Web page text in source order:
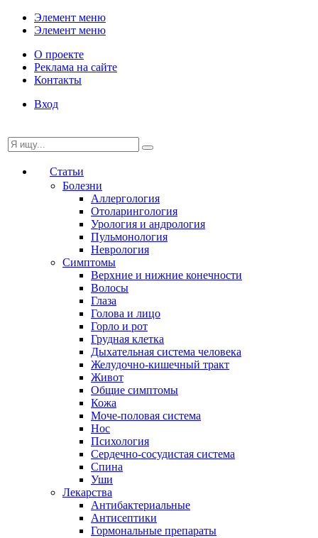
Элемент меню
Элемент меню
О проекте
Реклама на сайте
Контакты
Вход
Статьи
Болезни
Аллергология
Отоларингология
Урология и андрология
Пульмонология
Неврология
Симптомы
Верхние и нижние конечности
Волосы
Глаза
Голова и лицо
Горло и рот
Грудная клетка
Дыхательная система человека
Желудочно-кишечный тракт
Живот
Общие симптомы
Кожа
Моче-половая система
Нос
Психология
Сердечно-сосудистая система
Спина
Уши
Лекарства
Антибактериальные
Антисептики
Гормональные препараты